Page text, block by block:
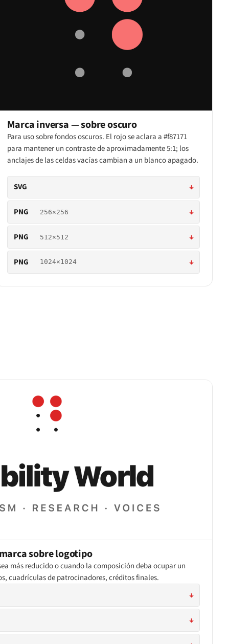
Marca inversa — sobre oscuro
Para uso sobre fondos oscuros. El rojo se aclara a #f87171
para mantener un contraste de aproximadamente 5:1; los
anclajes de las celdas vacías cambian a un blanco apagado.
SVG ↓
PNG 256×256 ↓
PNG 512×512 ↓
PNG 1024×1024 ↓
sobre logotipo
más reducido o cuando la composición deba ocupar un
cuadrículas de patrocinadores, créditos finales.
↓
↓